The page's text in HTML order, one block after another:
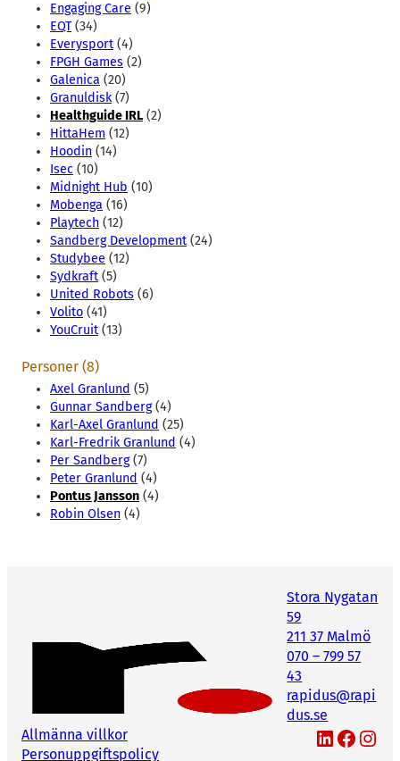
Engaging Care (9)
EQT(34)
Everysport (4)
FPGH Games (2)
Galenica (20)
Granuldisk(7)
Healthguide IRL(2)
HittaHem (12)
Hoodin (14)
Isec (10)
Midnight Hub (10)
Mobenga (16)
Playtech (12)
Sandberg Development (24)
Studybee (12)
Sydkraft (5)
United Robots (6)
Volito (41)
YouCruit (13)
Personer (8)
Axel Granlund (5)
Gunnar Sandberg(4)
Karl-Axel Granlund (25)
Karl-Fredrik Granlund (4)
Per Sandberg(7)
Peter Granlund (4)
Pontus Jansson (4)
Robin Olsen (4)
Stora Nygatan
59
211 37 Malmö
070 – 799 57
43
rapidus@rapi
dus.se
Allmänna villkor
Personuppgiftspolicy
LinkedIn Facebook Instagram